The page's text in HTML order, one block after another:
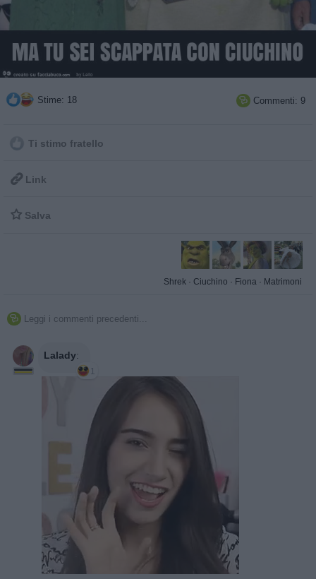
Stime: 18  Commenti: 9
Ti stimo fratello
 Link
 Salva
Shrek · Ciuchino · Fiona · Matrimoni
 Leggi i commenti precedenti...
Lalady:
1